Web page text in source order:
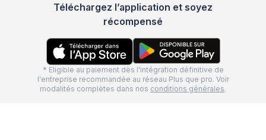
Téléchargez l’application et soyez
récompensé
* Eligible au paiement dès l'intégration définitive de
l'entreprise recommandée au réseau Plus que pro. Voir
modalités complètes dans nos conditions générales.